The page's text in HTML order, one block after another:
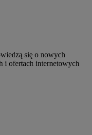
się o nowych
i ofertach internetowych